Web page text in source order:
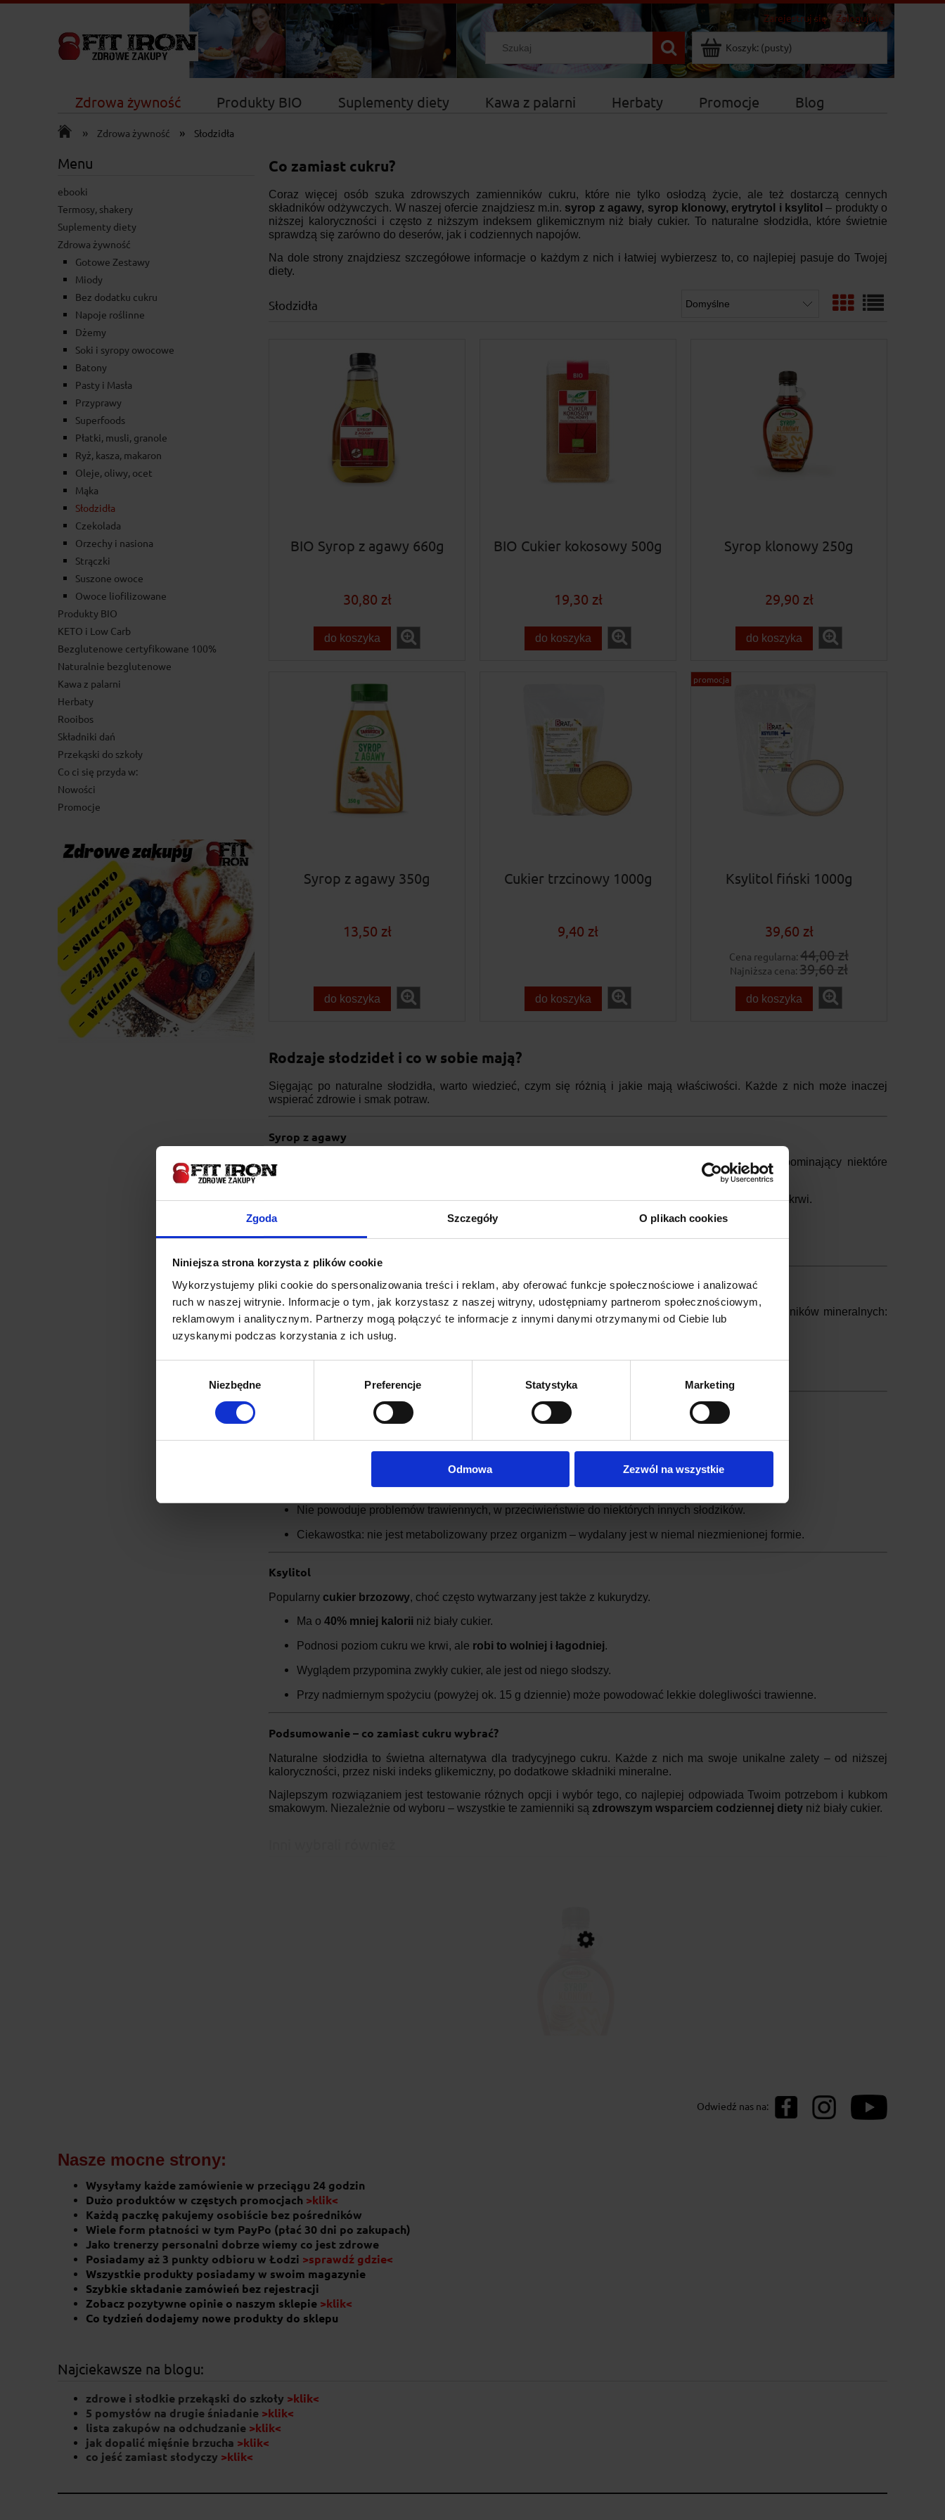
Zgoda Szczegóły O plikach cookies
Niniejsza strona korzysta z plików cookie
Wykorzystujemy pliki cookie do spersonalizowania treści i reklam, aby oferować funkcje społecznościowe i analizować
ruch w naszej witrynie. Informacje o tym, jak korzystasz z naszej witryny, udostępniamy partnerom społecznościowym,
reklamowym i analitycznym. Partnerzy mogą połączyć te informacje z innymi danymi otrzymanymi od Ciebie lub
uzyskanymi podczas korzystania z ich usług.
Niezbędne Preferencje Statystyka Marketing
Odmowa Zezwól na wszystkie
Zarejestruj się Zaloguj się
Koszyk: (pusty)
Zdrowa żywność Produkty BIO Suplementy diety Kawa z palarni Herbaty Promocje
Blog
Nowości
» Zdrowa żywność » Słodzidła
Menu
ebooki
Termosy, shakery
Suplementy diety
Zdrowa żywność
Gotowe Zestawy
Miody
Bez dodatku cukru
Napoje roślinne
Dżemy
Soki i syropy owocowe
Batony
Pasty i Masła
Przyprawy
Superfoods
Płatki, musli, granole
Ryż, kasza, makaron
Oleje, oliwy, ocet
Mąka
Słodzidła
Czekolada
Orzechy i nasiona
Strączki
Suszone owoce
Owoce liofilizowane
Produkty BIO
KETO i Low Carb
Bezglutenowe certyfikowane 100%
Naturalnie bezglutenowe
Kawa z palarni
Herbaty
Rooibos
Składniki dań
Przekąski do szkoły
Co ci się przyda w:
Nowości
Promocje
Co zamiast cukru?
Coraz więcej osób szuka zdrowszych zamienników cukru, które nie tylko osłodzą życie, ale też dostarczą cennych
składników odżywczych. W naszej ofercie znajdziesz m.in. syrop z agawy, syrop klonowy, erytrytol i ksylitol – produkty o
niższej kaloryczności i często z niższym indeksem glikemicznym niż biały cukier. To naturalne słodzidła, które świetnie
sprawdzą się zarówno do deserów, jak i codziennych napojów.
Na dole strony znajdziesz szczegółowe informacje o każdym z nich i łatwiej wybierzesz to, co najlepiej pasuje do Twojej
diety.
Słodzidła
BIO Syrop z agawy 660g
30,80 zł
do koszyka
BIO Cukier kokosowy 500g
19,30 zł
do koszyka
Syrop klonowy 250g
29,90 zł
do koszyka
Syrop z agawy 350g
13,50 zł
do koszyka
Cukier trzcinowy 1000g
9,40 zł
do koszyka
Ksylitol fiński 1000g
39,60 zł
Cena regularna: 44,00 zł
Najniższa cena: 39,60 zł
do koszyka
promocja
Rodzaje słodzideł i co w sobie mają?
Sięgając po naturalne słodzidła, warto wiedzieć, czym się różnią i jakie mają właściwości. Każde z nich może inaczej
wspierać zdrowie i smak potraw.
Syrop z agawy
Syrop z agawy to naturalny słodzik pozyskiwany z rośliny kaktusowatej. Ma delikatny smak, przypominający niektóre
odmiany miodu.
Niższy indeks glikemicznysprawia, że może być polecany osobom dbającym o poziom cukru we krwi.
Jest słodszy od cukru, więc użyjesz go mniej, by uzyskać ten sam efekt.
Syrop klonowy
Znany z kuchni kanadyjskiej, syrop klonowy to nie tylko naturalna słodycz, ale i źródło cennych składników mineralnych:
magnezu, potasu, wapnia, fosforui witamin z grupy B.
zerowy indeks glikemiczny, dlatego mogą go stosować diabetycy.
Nie powoduje problemów trawiennych, w przeciwieństwie do niektórych innych słodzików.
Ciekawostka: nie jest metabolizowany przez organizm – wydalany jest w niemal niezmienionej formie.
Ksylitol
Popularny cukier brzozowy, choć często wytwarzany jest także z kukurydzy.
Ma o 40% mniej kalorii niż biały cukier.
Podnosi poziom cukru we krwi, ale robi to wolniej i łagodniej.
Wyglądem przypomina zwykły cukier, ale jest od niego słodszy.
Przy nadmiernym spożyciu (powyżej ok. 15 g dziennie) może powodować lekkie dolegliwości trawienne.
Podsumowanie – co zamiast cukru wybrać?
Naturalne słodzidła to świetna alternatywa dla tradycyjnego cukru. Każde z nich ma swoje unikalne zalety – od niższej
kaloryczności, przez niski indeks glikemiczny, po dodatkowe składniki mineralne.
Najlepszym rozwiązaniem jest testowanie różnych opcji i wybór tego, co najlepiej odpowiada Twoim potrzebom i kubkom
smakowym. Niezależnie od wyboru – wszystkie te zamienniki są zdrowszym wsparciem codziennej diety niż biały cukier.
Odwiedź nas na:
Nasze mocne strony:
Wysyłamy każde zamówienie w przeciągu 24 godzin
Dużo produktów w częstych promocjach >klik<
Każdą paczkę pakujemy osobiście bez pośredników
Wiele form płatności w tym PayPo (płać 30 dni po zakupach)
Jako trenerzy personalni dobrze wiemy co jest zdrowe
Posiadamy aż 3 punkty odbioru w Łodzi >sprawdź gdzie<
Wszystkie produkty posiadamy w swoim magazynie
Szybkie składanie zamówień bez rejestracji
Zobacz pozytywne opinie o naszym sklepie >klik<
Co tydzień dodajemy nowe produkty do sklepu
Najciekawsze na blogu:
zdrowe i słodkie przekąski do szkoły >klik<
5 pomysłów na drugie śniadanie >klik<
lista zakupów na odchudzanie >klik<
jak dopalić mięśnie brzucha >klik<
co jeść zamiast słodyczy >klik<